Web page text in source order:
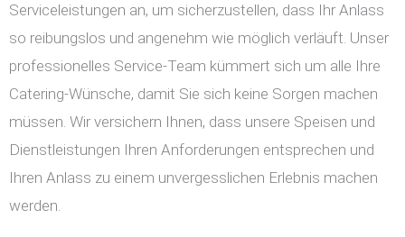
Serviceleistungen an, um sicherzustellen, dass Ihr Anlass
so reibungslos und angenehm wie möglich verläuft. Unser
professionelles Service-Team kümmert sich um alle Ihre
Catering-Wünsche, damit Sie sich keine Sorgen machen
müssen. Wir versichern Ihnen, dass unsere Speisen und
Dienstleistungen Ihren Anforderungen entsprechen und
Ihren Anlass zu einem unvergesslichen Erlebnis machen
werden.